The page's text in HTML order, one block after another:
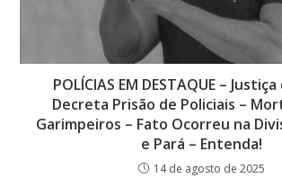
POLÍCIAS EM DESTAQUE –
Decreta Prisão de Policiais –
Garimpeiros – Fato Ocorreu na
e Pará – Entenda!
14 de agosto de 2025